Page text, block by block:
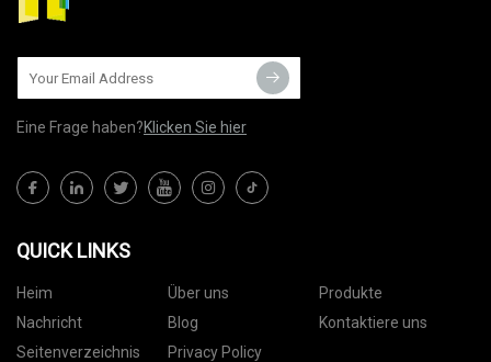
Eine Frage haben?Klicken Sie hier
QUICK LINKS
Heim Über uns
Produkte
Nachricht
Blog
Kontaktiere uns
Seitenverzeichnis
Privacy Policy